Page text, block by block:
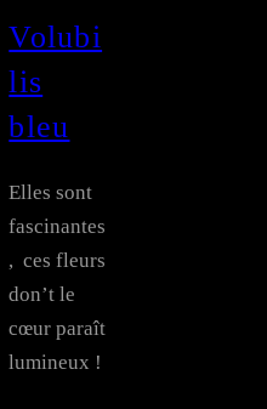
Volubi
lis
bleu
Elles sont
fascinantes
, ces fleurs
don’t le
cœur paraît
lumineux !